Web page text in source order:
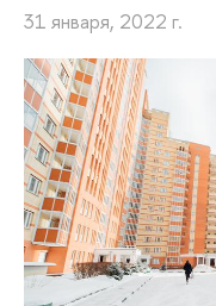
31 января, 2022 г.